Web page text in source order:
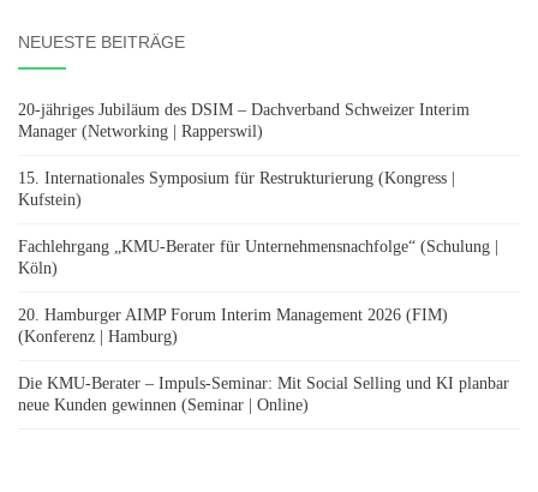
NEUESTE BEITRÄGE
20-jähriges Jubiläum des DSIM – Dachverband Schweizer Interim
Manager (Networking | Rapperswil)
15. Internationales Symposium für Restrukturierung (Kongress |
Kufstein)
Fachlehrgang „KMU-Berater für Unternehmensnachfolge“ (Schulung |
Köln)
20. Hamburger AIMP Forum Interim Management 2026 (FIM)
(Konferenz | Hamburg)
Die KMU-Berater – Impuls-Seminar: Mit Social Selling und KI planbar
neue Kunden gewinnen (Seminar | Online)